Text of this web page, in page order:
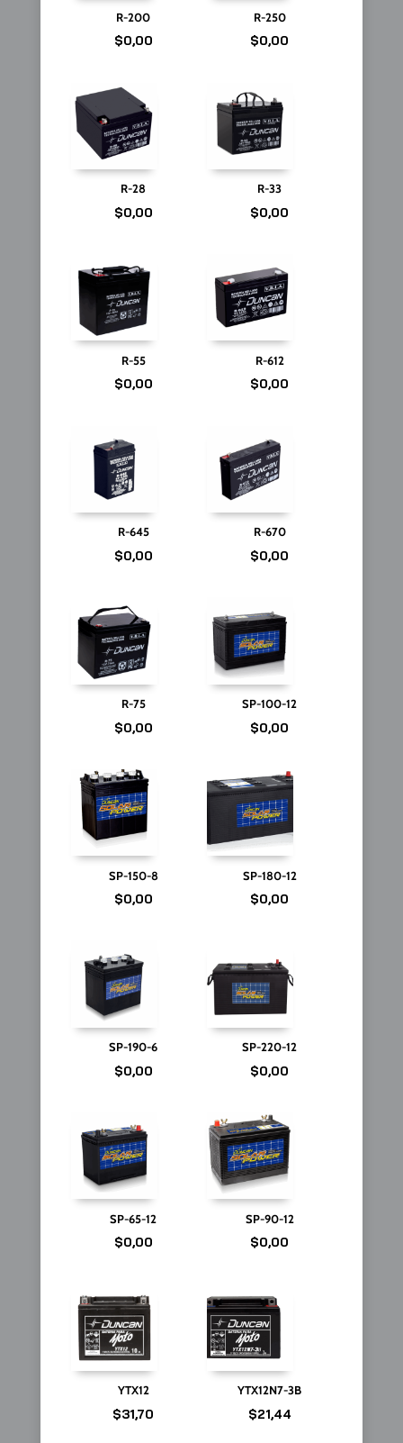
R-200
$0,00
R-250
$0,00
R-28
$0,00
R-33
$0,00
R-55
$0,00
R-612
$0,00
R-645
$0,00
R-670
$0,00
R-75
$0,00
SP-100-12
$0,00
SP-150-8
$0,00
SP-180-12
$0,00
SP-190-6
$0,00
SP-220-12
$0,00
SP-65-12
$0,00
SP-90-12
$0,00
YTX12
$31,70
YTX12N7-3B
$21,44